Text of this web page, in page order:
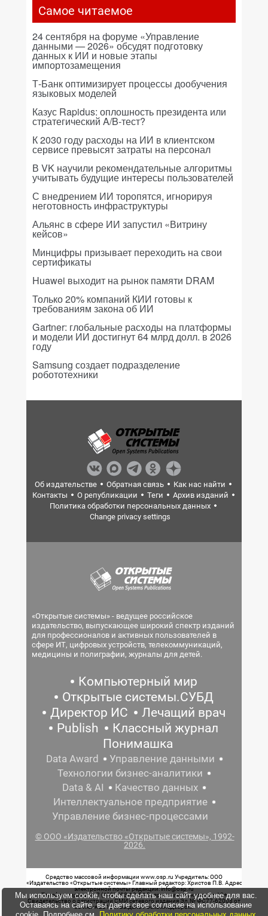
Самое читаемое
24 сентября на форуме «Управление
данными — 2026» обсудят подготовку
данных к ИИ и новые этапы
импортозамещения
Т-Банк оптимизирует процессы дообучения
языковых моделей
Казус Rapidus: оплошность президента или
стратегический A/B-тест?
К 2030 году расходы на ИИ в клиентском
сервисе превысят затраты на персонал
В VK научили рекомендательные алгоритмы
учитывать будущие интересы пользователей
С внедрением ИИ торопятся, игнорируя
неготовность инфраструктуры
Альянс в сфере ИИ запустил «Витрину
кейсов»
Минцифры призывает переходить на свои
сертификаты
Huawei выходит на рынок памяти DRAM
Только 20% компаний КИИ готовы к
требованиям закона об ИИ
Gartner: глобальные расходы на платформы
и модели ИИ достигнут 64 млрд долл. в 2026
году
Samsung создает подразделение
робототехники
Об издательстве Обратная связь
Как нас найти
Контакты
О републикации Теги
Архив изданий
Политика обработки персональных данных
Change privacy settings
«Открытые системы» - ведущее российское
издательство, выпускающее широкий спектр изданий
для профессионалов и активных пользователей в
сфере ИТ, цифровых устройств, телекоммуникаций,
медицины и полиграфии, журналы для детей.
Компьютерный мир
Открытые системы.СУБД
Директор ИС
Лечащий врач
Publish
Классный журнал
Понимашка
Data Award
Управление данными
Технологии бизнес-аналитики
Data & AI
Качество данных
Интеллектуальное предприятие
Управление бизнес-процессами
© ООО «Издательство «Открытые системы», 1992-
2026.
Средство массовой информации www.osp.ru Учредитель: ООО
«Издательство «Открытые системы» Главный редактор: Христов П.В. Адрес
электронной почты редакции: info@osp.ru
Телефон редакции: 7 (499) 703-18-54 Возрастная маркировка: 12+
Свидетельство о регистрации СМИ сетевого издания Эл.№ ФС77-62008 от
05 июня 2015 г. выдано Роскомнадзором.
Мы используем cookie, чтобы сделать наш сайт удобнее для вас.
Оставаясь на сайте, вы даете свое согласие на использование